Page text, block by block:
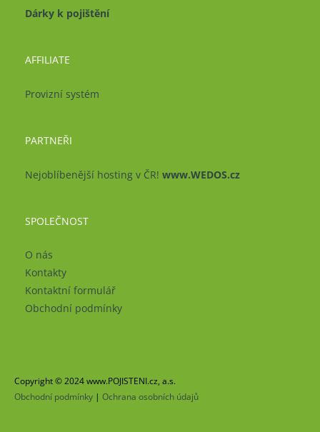
Dárky k pojištění
AFFILIATE
Provizní systém
PARTNEŘI
Nejoblíbenější hosting v ČR! www.WEDOS.cz
SPOLEČNOST
O nás
Kontakty
Kontaktní formulář
Obchodní podmínky
Copyright © 2024 www.POJISTENI.cz, a.s.
Obchodní podmínky | Ochrana osobních údajů